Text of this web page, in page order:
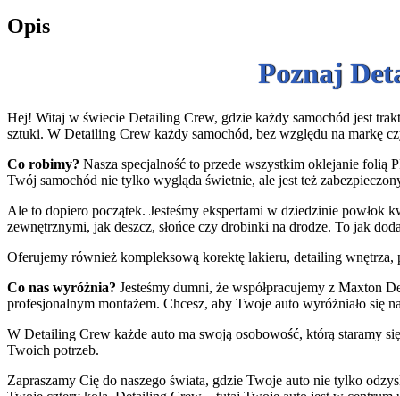
Opis
Poznaj
Hej! Witaj w świecie Detailing Crew, gdzie każdy samochód jest
sztuki. W Detailing Crew każdy samochód, bez względu na markę
Co robimy? Nasza specjalność to przede wszystkim oklejanie folią
Twój samochód nie tylko wygląda świetnie, ale jest też
Ale to dopiero początek. Jesteśmy ekspertami w dziedzinie
zewnętrznymi, jak deszcz, słońce czy drobinki na drodze. To jak
Oferujemy również kompleksową korektę lakieru, detailing wnętrza,
Co nas wyróżnia? Jesteśmy dumni, że współpracujemy z Maxton
profesjonalnym montażem. Chcesz, aby Twoje auto wyróżniało się
W Detailing Crew każde auto ma swoją osobowość, którą staramy
Twoich potrzeb.
Zapraszamy Cię do naszego świata, gdzie Twoje auto nie tylko